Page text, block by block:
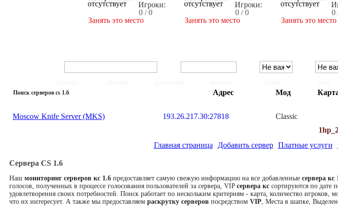
Игроки:
0 / 0
Занять это место
Игроки:
0 / 0
Занять это место
0
Занять это место
Поиск серверов cs 1.6 Адрес Мод
Moscow Knife Server (MKS) 193.26.217.30:27818
Classic
Главная страница Добавить сервер Платные услуги
Сервера CS 1.6
Наш мониторинг серверов кс 1.6 предоставляет самую свежую информацию на все добавленные сервера кс
голосов, полученных в процессе голосования пользователей за сервера, VIP сервера кс сортируются по дате
удовлетворения своих потребностей. Поиск работает по нескольким критериям - карта, количество
что их интересует. А также мы предоставляем раскрутку серверов посредством VIP, Места в шапке,